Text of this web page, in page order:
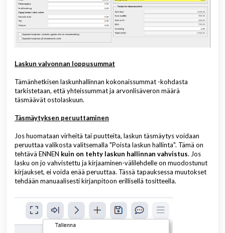
Laskun valvonnan loppusummat
Tämänhetkisen laskunhallinnan kokonaissummat -kohdasta
tarkistetaan, että yhteissummat ja arvonlisäveron määrä
täsmäävät ostolaskuun.
Täsmäytyksen peruuttaminen
Jos huomataan virheitä tai puutteita, laskun täsmäytys voidaan
peruuttaa valikosta valitsemalla "Poista laskun hallinta". Tämä on
tehtävä ENNEN kuin on tehty laskun hallinnan vahvistus. Jos
lasku on jo vahvistettu ja kirjaaminen-välilehdelle on muodostunut
kirjaukset, ei voida enää peruuttaa. Tässä tapauksessa muutokset
tehdään manuaalisesti kirjanpitoon erillisellä tositteella.